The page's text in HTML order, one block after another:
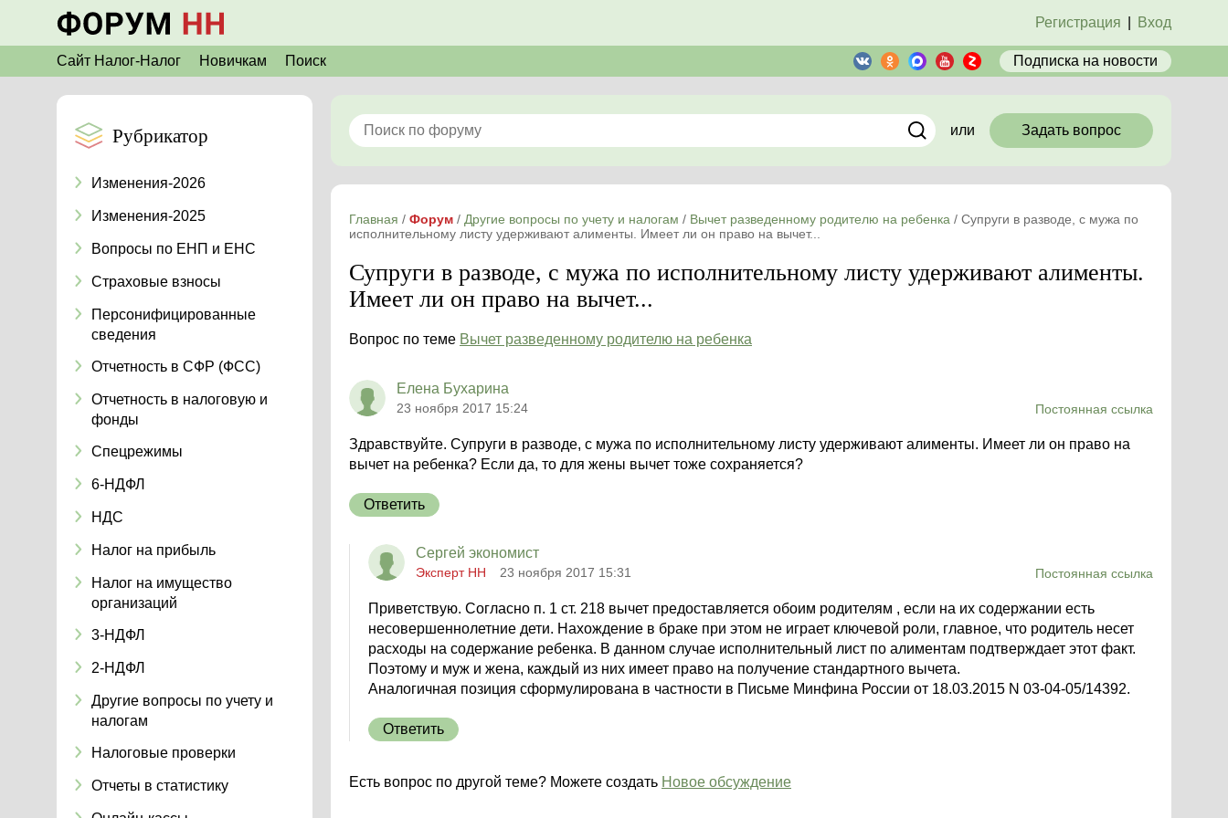
Регистрация Вход
Сайт Налог-Налог Новичкам Поиск Подписка на новости
Рубрикатор
Изменения-2026
Изменения-2025
Вопросы по ЕНП и ЕНС
Страховые взносы
Персонифицированные
сведения
Отчетность в СФР (ФСС)
Отчетность в налоговую и
фонды
Спецрежимы
6-НДФЛ
НДС
Налог на прибыль
Налог на имущество
организаций
3-НДФЛ
2-НДФЛ
Другие вопросы по учету и
налогам
Налоговые проверки
Отчеты в статистику
или Задать вопрос
Главная / Форум / Другие вопросы по учету и налогам / Вычет разведенному родителю на ребенка / Супруги в разводе, с мужа по
исполнительному листу удерживают алименты. Имеет ли он право на вычет...
Супруги в разводе, с мужа по исполнительному листу удерживают алименты.
Имеет ли он право на вычет...
Вопрос по теме Вычет разведенному родителю на ребенка
Елена Бухарина
23 ноября 2017 15:24 Постоянная ссылка
Здравствуйте. Супруги в разводе, с мужа по исполнительному листу удерживают алименты. Имеет ли он право на
вычет на ребенка? Если да, то для жены вычет тоже сохраняется?
Ответить
Сергей экономист
Эксперт НН 23 ноября 2017 15:31 Постоянная ссылка
Приветствую. Согласно п. 1 ст. 218 вычет предоставляется обоим родителям , если на их содержании есть
несовершеннолетние дети. Нахождение в браке при этом не играет ключевой роли, главное, что родитель несет
расходы на содержание ребенка. В данном случае исполнительный лист по алиментам подтверждает этот факт.
Поэтому и муж и жена, каждый из них имеет право на получение стандартного вычета.
Аналогичная позиция сформулирована в частности в Письме Минфина России от 18.03.2015 N 03-04-05/14392.
Ответить
Есть вопрос по другой теме? Можете создать Новое обсуждение